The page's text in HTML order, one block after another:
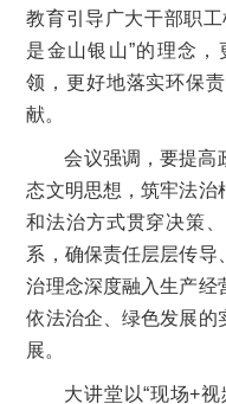
教育引导广大干部职
是金山银山”的理念
领，更好地落实环保
献。
会议强调，要提高
态文明思想，筑牢法治
和法治方式贯穿决策
系，确保责任层层传导
治理念深度融入生产经
依法治企、绿色发展的
展。
大讲堂以“现场+